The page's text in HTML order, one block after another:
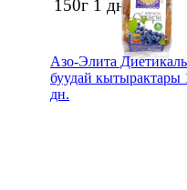
150г 1 дн.
Азо-Элита
буудай кытырактары
дн.